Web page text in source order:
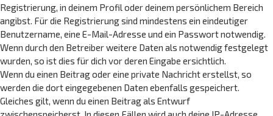
Registrierung, in deinem Profil oder deinem persönlichem Bereich
angibst. Für die Registrierung sind mindestens ein eindeutiger
Benutzername, eine E-Mail-Adresse und ein Passwort notwendig.
Wenn durch den Betreiber weitere Daten als notwendig festgelegt
wurden, so ist dies für dich vor deren Eingabe ersichtlich.
Wenn du einen Beitrag oder eine private Nachricht erstellst, so
werden die dort eingegebenen Daten ebenfalls gespeichert.
Gleiches gilt, wenn du einen Beitrag als Entwurf